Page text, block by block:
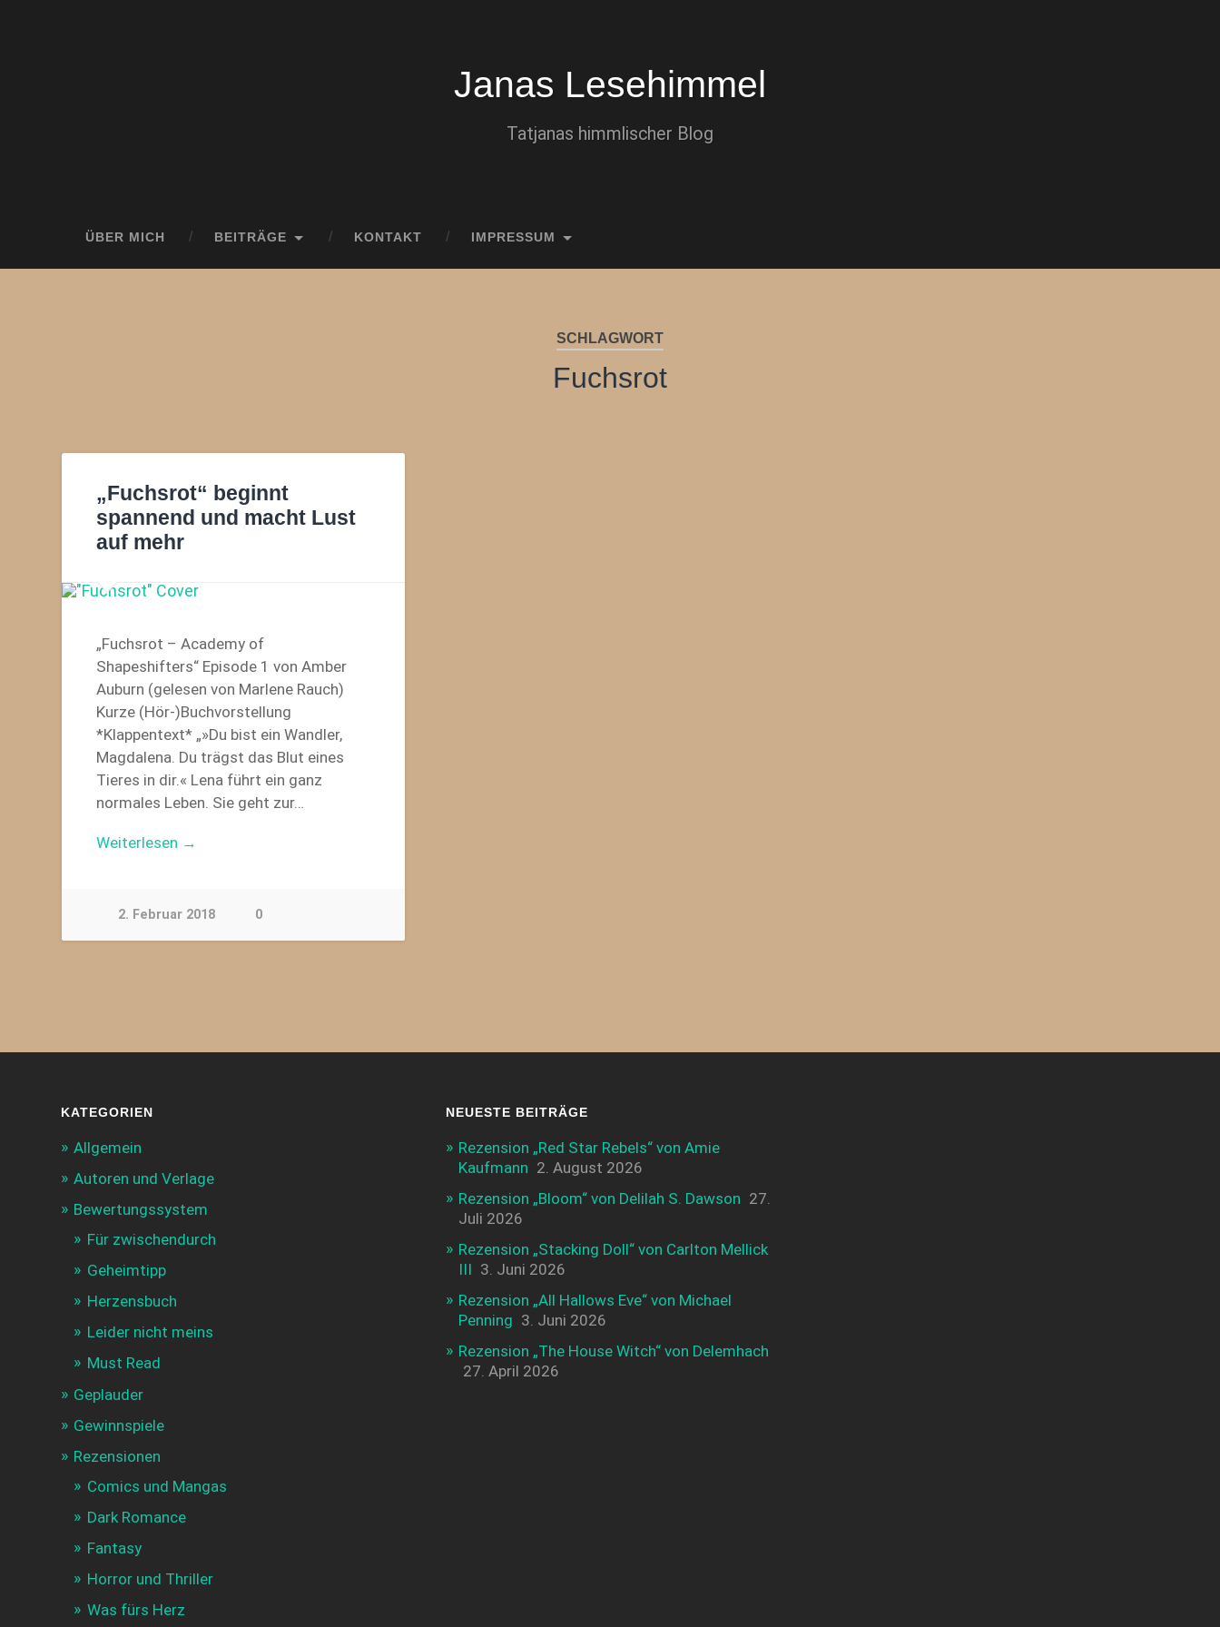
Janas Lesehimmel
Tatjanas himmlischer Blog
ÜBER MICH BEITRÄGE KONTAKT IMPRESSUM
SCHLAGWORT
Fuchsrot
„Fuchsrot“ beginnt
spannend und macht Lust
auf mehr
„Fuchsrot – Academy of
Shapeshifters“ Episode 1 von Amber
Auburn (gelesen von Marlene Rauch)
Kurze (Hör-)Buchvorstellung
*Klappentext* „»Du bist ein Wandler,
Magdalena. Du trägst das Blut eines
Tieres in dir.« Lena führt ein ganz
normales Leben. Sie geht zur…
Weiterlesen →
2. Februar 2018 0
KATEGORIEN
Allgemein
Autoren und Verlage
Bewertungssystem
Für zwischendurch
Geheimtipp
Herzensbuch
Leider nicht meins
Must Read
Geplauder
Gewinnspiele
Rezensionen
Comics und Mangas
Dark Romance
Fantasy
Horror und Thriller
Was fürs Herz
NEUESTE BEITRÄGE
Rezension „Red Star Rebels“ von Amie
Kaufmann 2. August 2026
Rezension „Bloom“ von Delilah S. Dawson 27.
Juli 2026
Rezension „Stacking Doll“ von Carlton Mellick
III 3. Juni 2026
Rezension „All Hallows Eve“ von Michael
Penning 3. Juni 2026
Rezension „The House Witch“ von Delemhach
27. April 2026